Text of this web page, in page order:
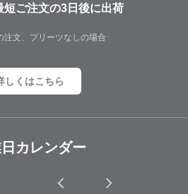
短ご注文の3日後に出荷
文、プリーツなしの場合
しくはこちら
カレンダー